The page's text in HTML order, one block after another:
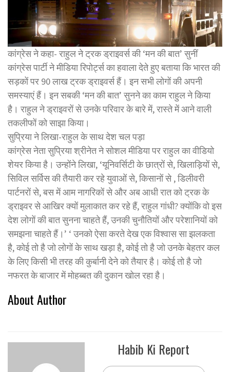
कांग्रेस ने कहा- राहुल ने ट्रक ड्राइवर्स की ‘मन की बात’ सुनीं
कांग्रेस पार्टी ने मीडिया रिपोर्ट्स का हवाला देते हुए बताया कि भारत की
सड़कों पर 90 लाख ट्रक ड्राइवर्स हैं। इन सभी लोगों की अपनी
समस्याएं हैं। इन सबकी ‘मन की बात’ सुनने का काम राहुल ने किया
है। राहुल ने ड्राइवरों से उनके परिवार के बारे में, रास्ते में आने वाली
तकलीफों को साझा किया।
सुप्रिया ने लिखा-राहुल के साथ देश चल पड़ा
कांग्रेस नेता सुप्रिया श्रीनेत ने सोशल मीडिया पर राहुल का वीडियो
शेयर किया है। उन्होंने लिखा, ‘यूनिवर्सिटी के छात्रों से, खिलाड़ियों से,
सिविल सर्विस की तैयारी कर रहे युवाओं से, किसानों से , डिलीवरी
पार्टनरों से, बस में आम नागरिकों से और अब आधी रात को ट्रक के
ड्राइवर से आखिर क्यों मुलाकात कर रहे हैं, राहुल गांधी? क्योंकि वो इस
देश लोगों की बात सुनना चाहते हैं, उनकी चुनौतियों और परेशानियों को
समझना चाहते हैं।’ ‘ उनको ऐसा करते देख एक विश्वास सा झलकता
है, कोई तो है जो लोगों के साथ खड़ा है, कोई तो है जो उनके बेहतर कल
के लिए किसी भी तरह की कुर्बानी देने को तैयार है। कोई तो है जो
नफरत के बाजार में मोहब्बत की दुकान खोल रहा है।
About Author
Habib Ki Report